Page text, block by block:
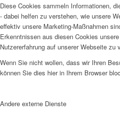
Diese Cookies sammeln Informationen,
- dabei helfen zu verstehen, wie unsere
effektiv unsere Marketing-Maßnahmen
Erkenntnissen aus diesen Cookies
Nutzererfahrung auf unserer Webseite zu
Wenn Sie nicht wollen, dass wir Ihren
können Sie dies hier in Ihrem Browser
Andere externe Dienste